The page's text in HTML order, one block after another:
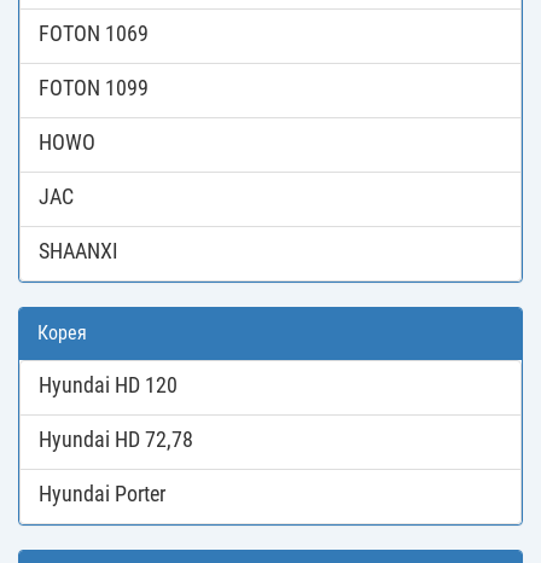
FOTON 1069
FOTON 1099
HOWO
JAC
SHAANXI
Корея
Hyundai HD 120
Hyundai HD 72,78
Hyundai Porter